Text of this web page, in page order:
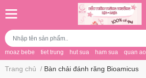
moaz bebe tiet trung hut sua ham sua quan ao
Trang chủ / Bàn chải đánh răng Bioamicus